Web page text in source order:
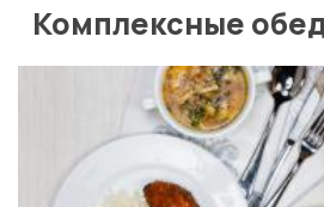
Комплексные